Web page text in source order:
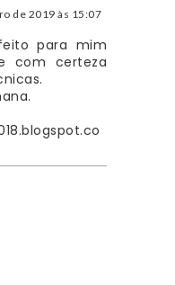
de 2019 às 15:07
para mim
com certeza